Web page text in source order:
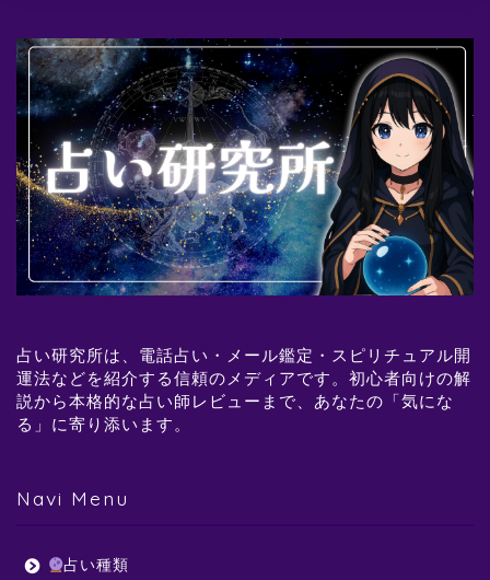
占い研究所は、電話占い・メール鑑定・スピリチュアル開
運法などを紹介する信頼のメディアです。初心者向けの解
説から本格的な占い師レビューまで、あなたの「気にな
る」に寄り添います。
Navi Menu
占い種類